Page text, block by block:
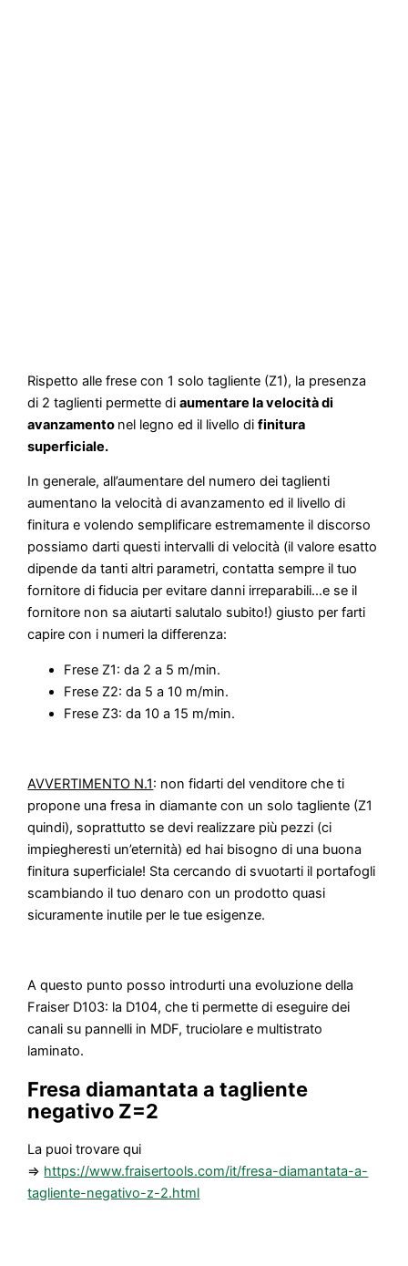
Rispetto alle frese con 1 solo tagliente (Z1), la presenza
di 2 taglienti permette diaumentare la velocità di
avanzamento nel legno ed il livello difinitura
superficiale.
In generale, all’aumentare del numero dei taglienti
aumentano la velocità di avanzamento ed il livello di
finitura e volendo semplificare estremamente il discorso
possiamo darti questi intervalli di velocità (il valore esatto
dipende da tanti altri parametri, contatta sempre il tuo
fornitore di fiducia per evitare danni irreparabili…e se il
fornitore non sa aiutarti salutalo subito!) giusto per farti
capire con i numeri la differenza:
Frese Z1: da 2 a 5 m/min.
Frese Z2: da 5 a 10 m/min.
Frese Z3: da 10 a 15 m/min.
AVVERTIMENTO N.1: non fidarti del venditore che ti
propone una fresa in diamante con un solo tagliente (Z1
quindi), soprattutto se devi realizzare più pezzi (ci
impiegheresti un’eternità) ed hai bisogno di una buona
finitura superficiale! Sta cercando di svuotarti il portafogli
scambiando il tuo denaro con un prodotto quasi
sicuramente inutile per le tue esigenze.
A questo punto posso introdurti una evoluzione della
Fraiser D103: la D104, che ti permette di eseguire dei
canali su pannelli in MDF, truciolare e multistrato
laminato.
Fresa diamantata a tagliente
negativo Z=2
La puoi trovare qui
=> https://www.fraisertools.com/it/fresa-diamantata-a-
tagliente-negativo-z-2.html